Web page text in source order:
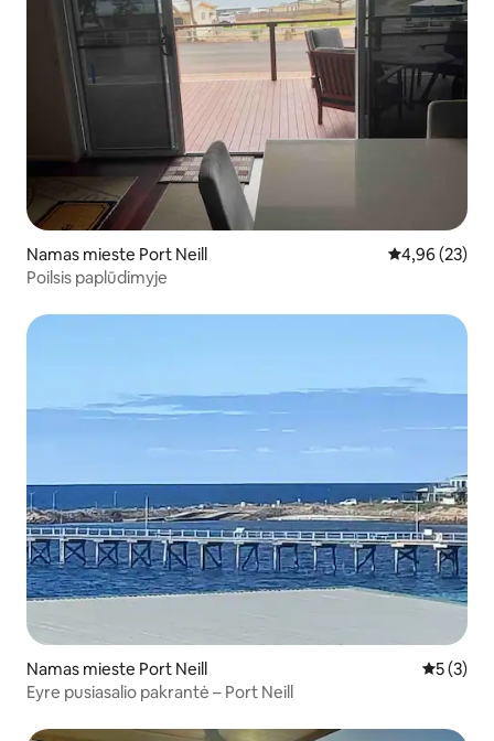
Namas mieste Port Neill Vidutinis
4,96 (23)
Poilsis paplūdimyje
Namas mieste Port Neill Vidutinis
5 (3)
Eyre pusiasalio pakrantė – Port Neill